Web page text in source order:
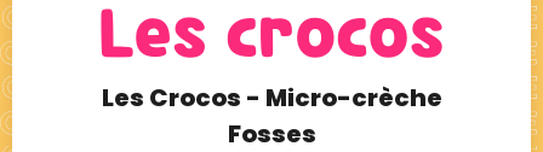
Les Crocos - Micro-crèche
Fosses